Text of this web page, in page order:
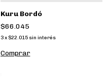
Kuru Bordó
$66.045
3 x $22.015 sin interés
Comprar